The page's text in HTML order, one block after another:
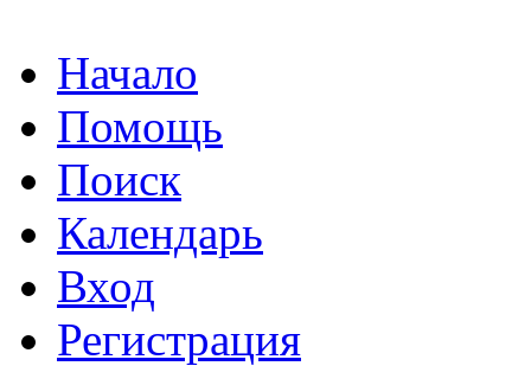
Начало
Помощь
Поиск
Календарь
Вход
Регистрация